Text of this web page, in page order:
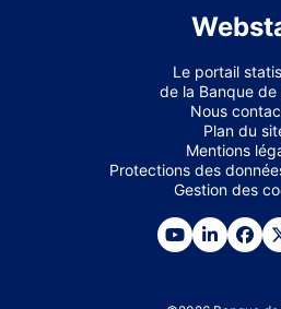
Le portail
de la Banque de
Nous
Plan du
Mentions
Protections des
Gestion des